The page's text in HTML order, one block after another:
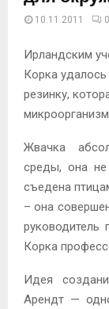
10.11.2011 0
Ирландским
Корка
резинку,
Жвачка
среды, она
съедена
– она
руководитель
Корка
Идея
Арендт —